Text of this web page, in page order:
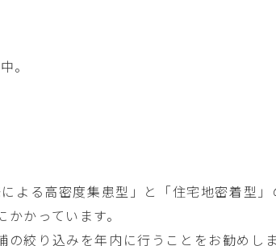
。
よる高密度集患型」と「住宅地密着型
かっています。
絞り込みを年内に行うことをお勧めし